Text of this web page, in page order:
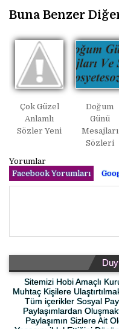
Buna Benzer
Çok Güzel
Anlamlı
Sözler Yeni
Doğum
Günü
Mesajları
Sözleri
Yorumlar
Facebook Yorumları
Sitemizi Hobi Amaçlı
Muhtaç Kişilere
Tüm içerikler Sosyal
Paylaşımlardan
Paylaşımın Sizlere Ait